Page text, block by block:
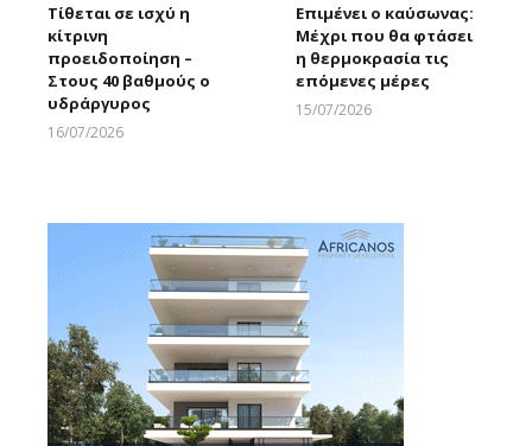
Τίθεται σε ισχύ η
κίτρινη
προειδοποίηση –
Στους 40 βαθμούς ο
υδράργυρος
16/07/2026
Επιμένει ο καύσωνας:
Μέχρι που θα φτάσει
η θερμοκρασία τις
επόμενες μέρες
15/07/2026